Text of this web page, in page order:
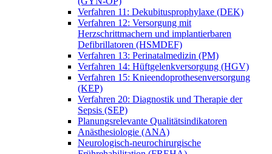
Verfahren 11: Dekubitusprophylaxe (DEK)
Verfahren 12: Versorgung mit
Herzschrittmachern und implantierbaren
Defibrillatoren (HSMDEF)
Verfahren 13: Perinatalmedizin (PM)
Verfahren 14: Hüftgelenkversorgung (HGV)
Verfahren 15: Knieendoprothesenversorgung
(KEP)
Verfahren 20: Diagnostik und Therapie der
Sepsis (SEP)
Planungsrelevante Qualitätsindikatoren
Anästhesiologie (ANA)
Neurologisch-neurochirurgische